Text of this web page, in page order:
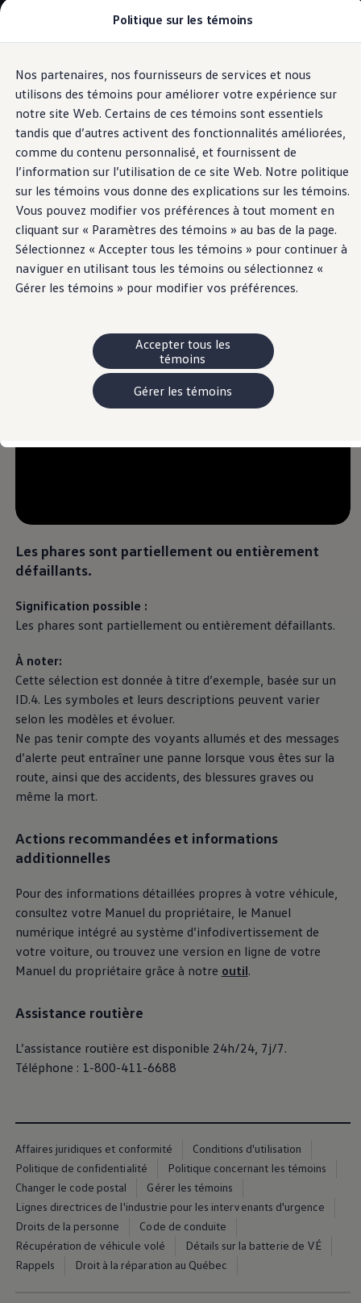
Politique sur les témoins
Nos partenaires, nos fournisseurs de services et nous
utilisons des témoins pour améliorer votre expérience sur
notre site Web. Certains de ces témoins sont essentiels
tandis que d’autres activent des fonctionnalités améliorées,
comme du contenu personnalisé, et fournissent de
l’information sur l’utilisation de ce site Web. Notre politique
sur les témoins vous donne des explications sur les témoins.
Vous pouvez modifier vos préférences à tout moment en
cliquant sur « Paramètres des témoins » au bas de la page.
Sélectionnez « Accepter tous les témoins » pour continuer à
naviguer en utilisant tous les témoins ou sélectionnez «
Gérer les témoins » pour modifier vos préférences.
Accepter tous les
témoins
Gérer les témoins
Passer
au
contenu
principal
Passer
au
pied
de
page
Modèles et offres
Comparez nos véhicules
Pourquoi un véhicule d’occasion certifié
Programmes d’entretien prépayé
Achetez des articles
Garanties et assistance routière
Pourquoi VW
Coût d'utilisation
Modèles et offres
Commandites et partenariats
À propos de Volkswagen
Services financiers
Étapes pour le financement d’une VW
Volkswagen Protection Plusᴹᴰ
Assurance VW
Fin de location
Mon compte
Propriétaires et conducteurs
Au sujet de mon véhicule
Manuel et documentation du propriétaire
Voyants et témoins lumineux
Mises à jour du logiciel du véhicule
Rappels
VolksKlub
Voyants lumineux pour les véhicules
électriques
Erreur d'éclairage
extérieur
Les phares sont partiellement ou entièrement
défaillants.
Signification possible :
Les phares sont partiellement ou entièrement défaillants.
À noter:
Cette sélection est donnée à titre d’exemple, basée sur un
ID.4. Les symboles et leurs descriptions peuvent varier
selon les modèles et évoluer.
Ne pas tenir compte des voyants allumés et des messages
d’alerte peut entraîner une panne lorsque vous êtes sur la
route, ainsi que des accidents, des blessures graves ou
même la mort.
Actions recommandées et informations
additionnelles
Pour des informations détaillées propres à votre véhicule,
consultez votre Manuel du propriétaire, le Manuel
numérique intégré au système d’infodivertissement de
votre voiture, ou trouvez une version en ligne de votre
Manuel du propriétaire grâce à notre outil.
Assistance routière
L’assistance routière est disponible 24h/24, 7j/7.
Téléphone : 1-800-411-6688
Affaires juridiques et conformité
Conditions d'utilisation
Politique de confidentialité
Politique concernant les témoins
Changer le code postal
Gérer les témoins
Lignes directrices de l'industrie pour les intervenants d'urgence
Droits de la personne
Code de conduite
Récupération de véhicule volé
Détails sur la batterie de VÉ
Rappels
Droit à la réparation au Québec